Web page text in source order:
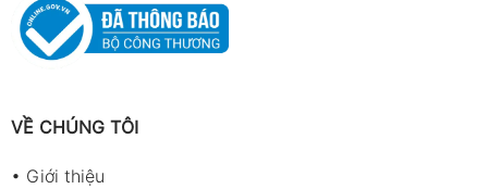
VỀ CHÚNG TÔI
• Giới thiệu